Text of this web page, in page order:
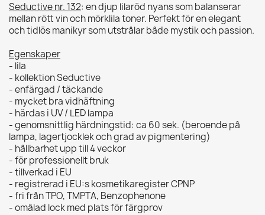
Seductive nr. 132: en djup lilaröd nyans som balanserar
mellan rött vin och mörklila toner. Perfekt för en elegant
och tidlös manikyr som utstrålar både mystik och passion.
Egenskaper
- lila
- kollektion Seductive
- enfärgad / täckande
- mycket bra vidhäftning
- härdas i UV / LED lampa
- genomsnittlig härdningstid: ca 60 sek. (beroende på
lampa, lagertjocklek och grad av pigmentering)
- hållbarhet upp till 4 veckor
- för professionellt bruk
- tillverkad i EU
- registrerad i EU:s kosmetikaregister CPNP
- fri från TPO, TMPTA, Benzophenone
- omålad lock med plats för färgprov